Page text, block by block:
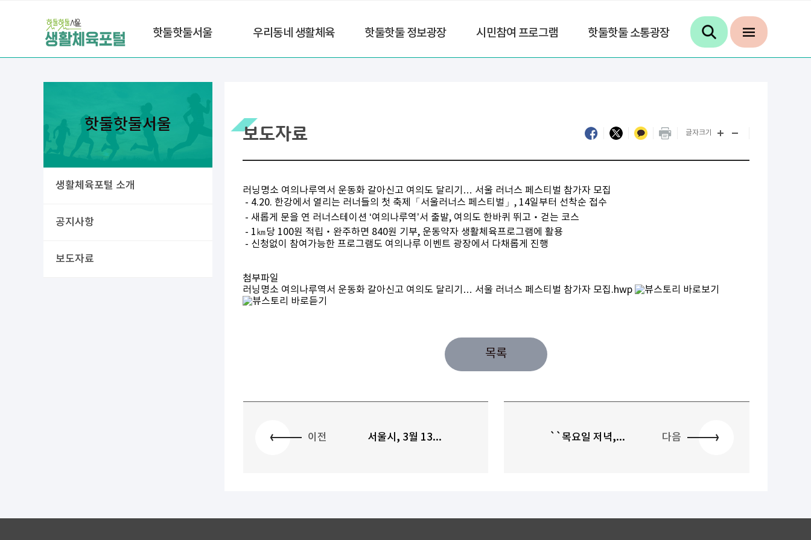
핫둘핫둘서울 우리동네 생활체육 핫둘핫둘 정보광장 시민참여 프로그램 핫둘핫둘 소통광장
핫둘핫둘서울
생활체육포털 소개
공지사항
보도자료
보도자료 글자크기
러닝명소 여의나루역서 운동화 갈아신고 여의도 달리기… 서울 러너스 페스티벌 참가자 모집
- 4.20. 한강에서 열리는 러너들의 첫 축제「서울러너스 페스티벌」, 14일부터 선착순 접수
- 새롭게 문을 연 러너스테이션 ‘여의나루역’서 출발, 여의도 한바퀴 뛰고‧걷는 코스
- 1㎞당 100원 적립‧완주하면 840원 기부, 운동약자 생활체육프로그램에 활용
- 신청없이 참여가능한 프로그램도 여의나루 이벤트 광장에서 다채롭게 진행
첨부파일
러닝명소 여의나루역서 운동화 갈아신고 여의도 달리기… 서울 러너스 페스티벌 참가자 모집.hwp
목록
이전 서울시, 3월 13... ``목요일 저녁,... 다음